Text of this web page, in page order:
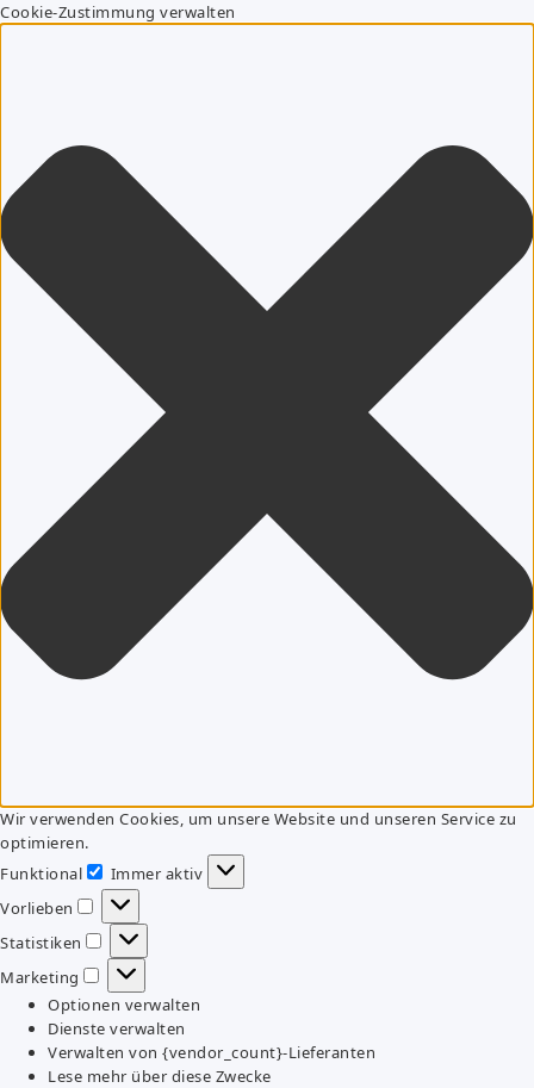
Cookie-Zustimmung verwalten
Wir verwenden Cookies, um unsere Website und unseren Service zu
optimieren.
Funktional
Funktional
Immer aktiv
Vorlieben
Vorlieben
Statistiken
Statistiken
Marketing
Marketing
Optionen verwalten
Dienste verwalten
Verwalten von {vendor_count}-Lieferanten
Lese mehr über diese Zwecke